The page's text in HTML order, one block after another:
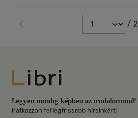
/ 2
Libri
Legyen mindig képben az irodalommal!
Iratkozzon fel legfrissebb híreinkért!